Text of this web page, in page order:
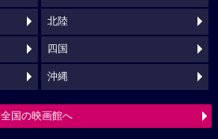
北陸
四国
沖縄
全国の映画館へ